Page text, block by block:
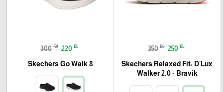
350 ₪ 250 ₪
Skechers Relaxed Fit: D'Lux
Walker 2.0 - Bravik
300 ₪ 220 ₪
Skechers Go Walk 8